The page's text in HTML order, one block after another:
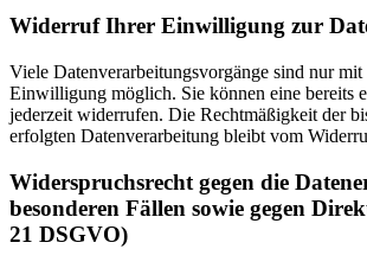
Widerruf Ihrer Einwilligung zur
Viele Datenverarbeitungsvorgänge sind nur
Einwilligung möglich. Sie können eine bereits
jederzeit widerrufen. Die Rechtmäßigkeit der
erfolgten Datenverarbeitung bleibt vom
Widerspruchsrecht gegen die
besonderen Fällen sowie gegen
21 DSGVO)